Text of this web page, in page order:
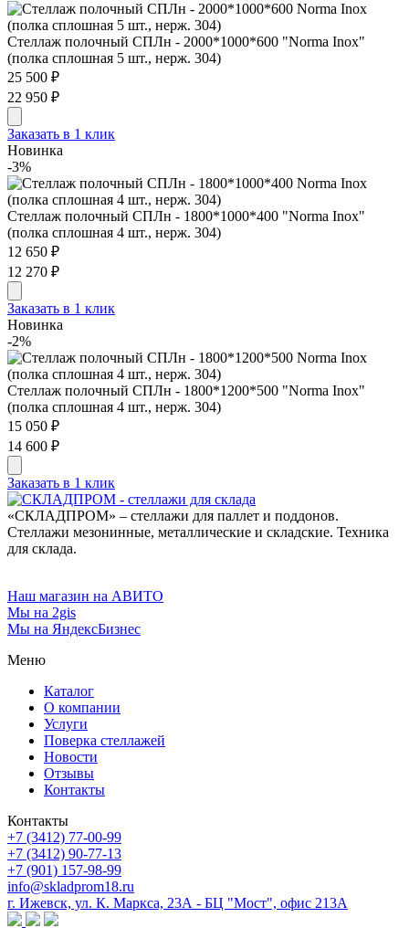
Стеллаж полочный СПЛн - 2000*1000*600 "Norma Inox"
(полка сплошная 5 шт., нерж. 304)
25 500 ₽
22 950 ₽
Заказать в 1 клик
Новинка
-3%
Стеллаж полочный СПЛн - 1800*1000*400 "Norma Inox"
(полка сплошная 4 шт., нерж. 304)
12 650 ₽
12 270 ₽
Заказать в 1 клик
Новинка
-2%
Стеллаж полочный СПЛн - 1800*1200*500 "Norma Inox"
(полка сплошная 4 шт., нерж. 304)
15 050 ₽
14 600 ₽
Заказать в 1 клик
«СКЛАДПРОМ» – стеллажи для паллет и поддонов.
Стеллажи мезонинные, металлические и складские. Техника
для склада.
Наш магазин на АВИТО
Мы на 2gis
Мы на ЯндексБизнес
Меню
Каталог
О компании
Услуги
Поверка cтеллажей
Новости
Отзывы
Контакты
Контакты
+7 (3412) 77-00-99
+7 (3412) 90-77-13
+7 (901) 157-98-99
info@skladprom18.ru
г. Ижевск, ул. К. Маркса, 23А - БЦ "Мост", офис 213А